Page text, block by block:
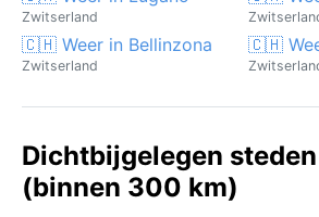
Zwitserland
🇨🇭 Weer in Bellinzona
Zwitserland
🇨🇭
Dichtbijgelegen
(binnen 300 km)